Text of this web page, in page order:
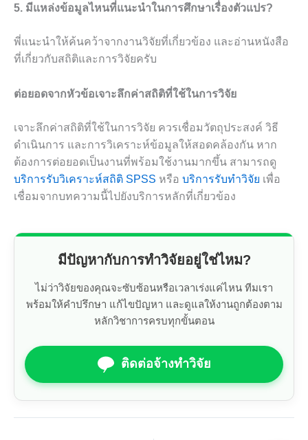
5. มีแหล่งข้อมูลไหนที่แนะนำในการศึกษาเรื่องตัวแปร?
พี่แนะนำให้ค้นคว้าจากงานวิจัยที่เกี่ยวข้อง และอ่านหนังสือ
ที่เกี่ยวกับสถิติและการวิจัยครับ
ต่อยอดจากหัวข้อเจาะลึกค่าสถิติที่ใช้ในการวิจัย
เจาะลึกค่าสถิติที่ใช้ในการวิจัย ควรเชื่อมวัตถุประสงค์ วิธี
ดำเนินการ และการวิเคราะห์ข้อมูลให้สอดคล้องกัน หาก
ต้องการต่อยอดเป็นงานที่พร้อมใช้งานมากขึ้น สามารถดู
บริการรับวิเคราะห์สถิติ SPSS หรือ บริการรับทำวิจัย เพื่อ
เชื่อมจากบทความนี้ไปยังบริการหลักที่เกี่ยวข้อง
มีปัญหากับการทำวิจัยอยู่ใช่ไหม?
ไม่ว่าวิจัยของคุณจะซับซ้อนหรือเวลาเร่งแค่ไหน ทีมเรา
พร้อมให้คำปรึกษา แก้ไขปัญหา และดูแลให้งานถูกต้องตาม
หลักวิชาการครบทุกขั้นตอน
ติดต่อจ้างทำวิจัย